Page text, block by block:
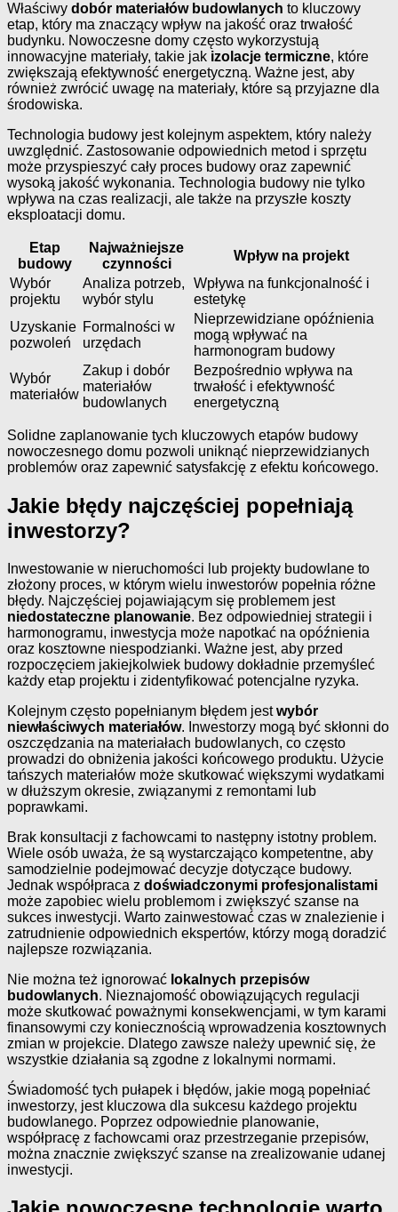
Właściwy dobór materiałów budowlanych to kluczowy
etap, który ma znaczący wpływ na jakość oraz trwałość
budynku. Nowoczesne domy często wykorzystują
innowacyjne materiały, takie jak izolacje termiczne, które
zwiększają efektywność energetyczną. Ważne jest, aby
również zwrócić uwagę na materiały, które są przyjazne dla
środowiska.
Technologia budowy jest kolejnym aspektem, który należy
uwzględnić. Zastosowanie odpowiednich metod i sprzętu
może przyspieszyć cały proces budowy oraz zapewnić
wysoką jakość wykonania. Technologia budowy nie tylko
wpływa na czas realizacji, ale także na przyszłe koszty
eksploatacji domu.
Etap
budowy
Najważniejsze
czynności
Wpływ na projekt
Wybór
projektu
Analiza potrzeb,
wybór stylu
Wpływa na funkcjonalność i
estetykę
Uzyskanie
pozwoleń
Formalności w
urzędach
Nieprzewidziane opóźnienia
mogą wpływać na
harmonogram budowy
Wybór
materiałów
Zakup i dobór
materiałów
budowlanych
Bezpośrednio wpływa na
trwałość i efektywność
energetyczną
Solidne zaplanowanie tych kluczowych etapów budowy
nowoczesnego domu pozwoli uniknąć nieprzewidzianych
problemów oraz zapewnić satysfakcję z efektu końcowego.
Jakie błędy najczęściej popełniają
inwestorzy?
Inwestowanie w nieruchomości lub projekty budowlane to
złożony proces, w którym wielu inwestorów popełnia różne
błędy. Najczęściej pojawiającym się problemem jest
niedostateczne planowanie. Bez odpowiedniej strategii i
harmonogramu, inwestycja może napotkać na opóźnienia
oraz kosztowne niespodzianki. Ważne jest, aby przed
rozpoczęciem jakiejkolwiek budowy dokładnie przemyśleć
każdy etap projektu i zidentyfikować potencjalne ryzyka.
Kolejnym często popełnianym błędem jestwybór
niewłaściwych materiałów. Inwestorzy mogą być skłonni do
oszczędzania na materiałach budowlanych, co często
prowadzi do obniżenia jakości końcowego produktu. Użycie
tańszych materiałów może skutkować większymi wydatkami
w dłuższym okresie, związanymi z remontami lub
poprawkami.
Brak konsultacji z fachowcami to następny istotny problem.
Wiele osób uważa, że są wystarczająco kompetentne, aby
samodzielnie podejmować decyzje dotyczące budowy.
Jednak współpraca z doświadczonymi profesjonalistami
może zapobiec wielu problemom i zwiększyć szanse na
sukces inwestycji. Warto zainwestować czas w znalezienie i
zatrudnienie odpowiednich ekspertów, którzy mogą doradzić
najlepsze rozwiązania.
Nie można też ignorować lokalnych przepisów
budowlanych. Nieznajomość obowiązujących regulacji
może skutkować poważnymi konsekwencjami, w tym karami
finansowymi czy koniecznością wprowadzenia kosztownych
zmian w projekcie. Dlatego zawsze należy upewnić się, że
wszystkie działania są zgodne z lokalnymi normami.
Świadomość tych pułapek i błędów, jakie mogą popełniać
inwestorzy, jest kluczowa dla sukcesu każdego projektu
budowlanego. Poprzez odpowiednie planowanie,
współpracę z fachowcami oraz przestrzeganie przepisów,
można znacznie zwiększyć szanse na zrealizowanie udanej
inwestycji.